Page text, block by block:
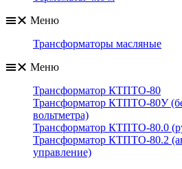
Меню
Трансформаторы масляные
Меню
Трансформатор КТПТО-80
Трансформатор КТПТО-80У
вольтметра)
Трансформатор КТПТО-80.0
Трансформатор КТПТО-80.2
управление)